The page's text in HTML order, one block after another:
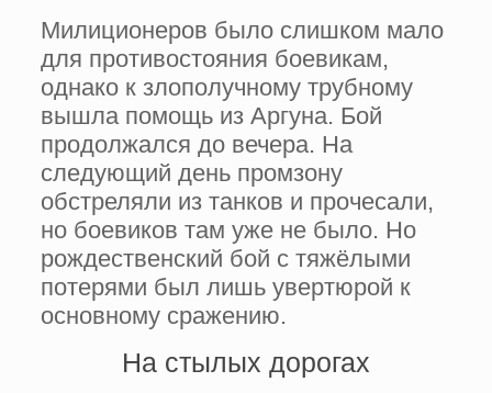
Милиционеров было слишком мало
для противостояния боевикам,
однако к злополучному трубному
вышла помощь из Аргуна. Бой
продолжался до вечера. На
следующий день промзону
обстреляли из танков и прочесали,
но боевиков там уже не было. Но
рождественский бой с тяжёлыми
потерями был лишь увертюрой к
основному сражению.
На стылых дорогах